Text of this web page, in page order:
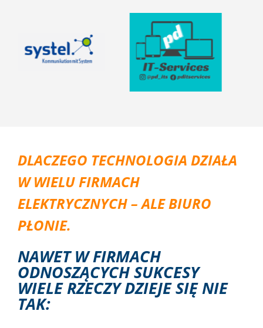
Huber-Solar GmbH
DLACZEGO TECHNOLOGIA DZIAŁA
W WIELU FIRMACH
ELEKTRYCZNYCH – ALE BIURO
PŁONIE.
NAWET W FIRMACH
ODNOSZĄCYCH SUKCESY
WIELE RZECZY DZIEJE SIĘ NIE
TAK: